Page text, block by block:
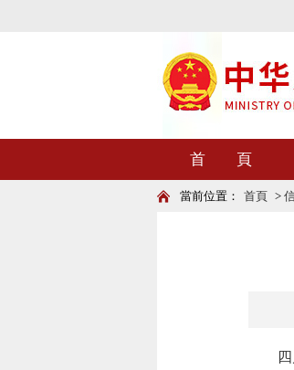
首 頁
當前位置： 首頁 >
四川